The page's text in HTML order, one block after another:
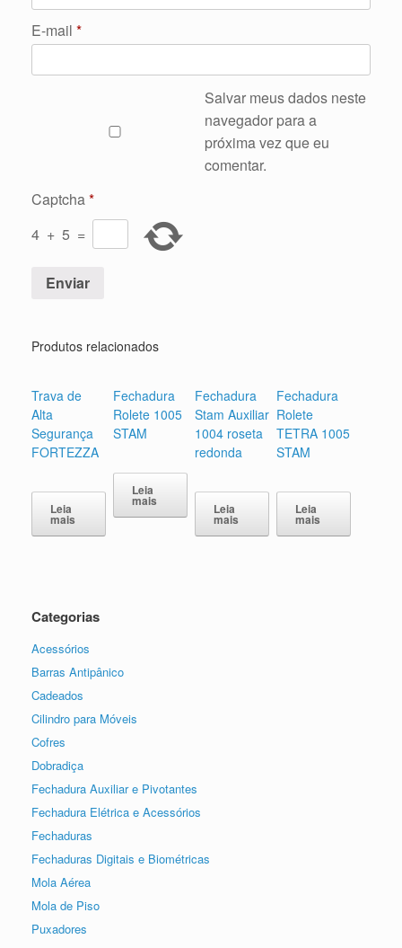
E-mail *
Salvar meus dados neste
navegador para a
próxima vez que eu
comentar.
Captcha*
4 + 5 =
Produtos relacionados
Trava de
Alta
Segurança
FORTEZZA
Leia
mais
Fechadura
Rolete 1005
STAM
Leia
mais
Fechadura
Stam Auxiliar
1004 roseta
redonda
Leia
mais
Fechadura
Rolete
TETRA 1005
STAM
Leia
mais
Categorias
Acessórios
Barras Antipânico
Cadeados
Cilindro para Móveis
Cofres
Dobradiça
Fechadura Auxiliar e Pivotantes
Fechadura Elétrica e Acessórios
Fechaduras
Fechaduras Digitais e Biométricas
Mola Aérea
Mola de Piso
Puxadores